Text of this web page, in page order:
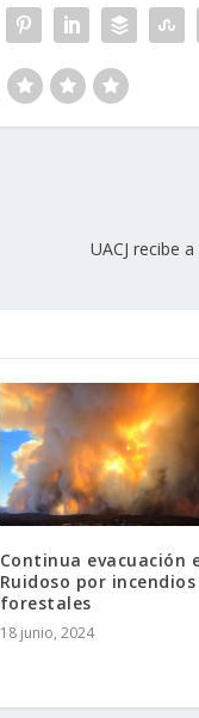
UACJ recibe
Continua evacuación
Ruidoso por incendios
forestales
18 junio, 2024